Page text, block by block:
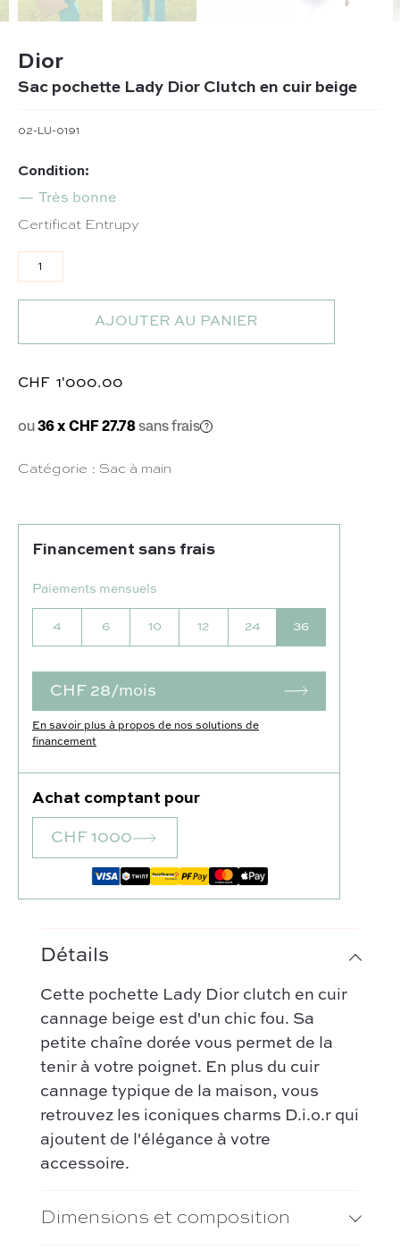
Notre sélection :
Coup de coeur
Sac à main
Sac porté épaule
Sac bandoulière
Nos modèles préférés :
Kelly – Hermès
Timeless – Chanel
Nos créateurs préférés :
Chloé
Hermès
Bottega Veneta
Saint Laurent
Louis Vuitton
Kelly 28 – Hermès
Comment ça marche
Authentification par Entrupy
Conditions générales de vente
Financement sans frais
Paiements mensuels
4 6 10 12 24 36
CHF 28/mois
En savoir plus à propos de nos solutions de
financement
Achat comptant pour
CHF 1000
Détails
Cette pochette Lady Dior clutch en cuir
cannage beige est d'un chic fou. Sa
petite chaîne dorée vous permet de la
tenir à votre poignet. En plus du cuir
cannage typique de la maison, vous
retrouvez les iconiques charms D.i.o.r qui
ajoutent de l'élégance à votre
accessoire.
Dimensions et composition
Dior
Sac pochette Lady Dior Clutch en cuir beige
02-LU-0191
Catégorie : Sac à main
Condition:
Très bonne
Certificat Entrupy
quantité de Sac pochette Lady Dior Clutch en cuir
AJOUTER AU PANIER
CHF 1'000.00
ou36 x CHF 27.78sans frais